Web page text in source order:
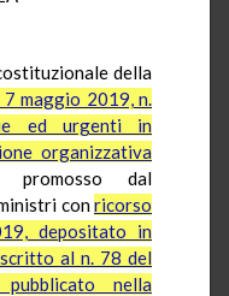
della
7 maggio 2019, n.
ed urgenti in
organizzativa
promosso dal
conricorso
depositato in
al n. 78 del
nella